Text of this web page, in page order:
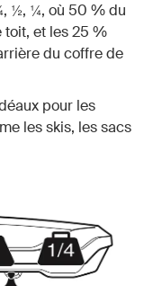
½, ¼, où 50 % du
toit, et les 25 %
du coffre de
pour les
les skis, les sacs